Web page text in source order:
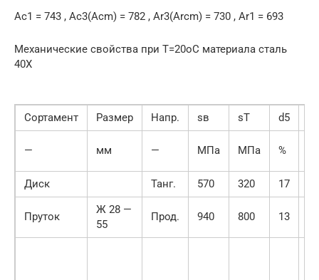
Ac1 = 743 , Ac3(Acm) = 782 , Ar3(Arcm) = 730 , Ar1 = 693
Механические свойства при Т=20oС материала сталь
40Х
Сортамент Размер Напр. sв sT d5
— мм — МПа МПа %
Диск Танг. 570 320 17
Пруток
Ж 28 —
55
Прод. 940 800 13